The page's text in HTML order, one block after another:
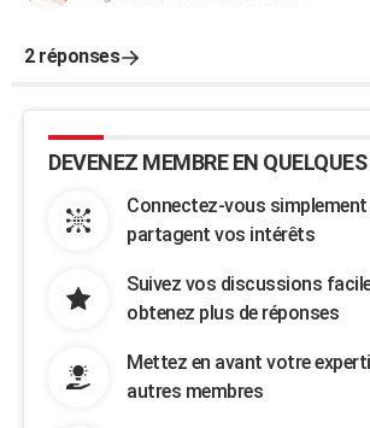
2 réponses
DEVENEZ MEMBRE EN
Connectez-vous simplement
partagent vos intérêts
Suivez vos discussions
obtenez plus de réponses
Mettez en avant votre
autres membres